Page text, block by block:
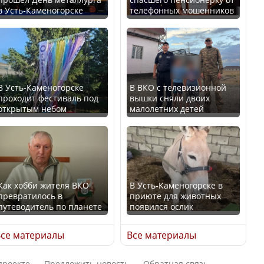
Казахстане стало
получить
на
Орталық Азия
арасында әл-ауқат
көш бастады
возглавил
благополучия
стран Центральной
В России введены
дополнительные
ограничения для
казахстанских прав
Трамп официально
вступил в должность
президента США
Луну признали объектом
культурного наследия,
находящегося под
угрозой исчезновения
Усть-Каменогорске
Усть-Каменогорске
фестиваль под
небом
хобби жителя ВКО
в
по планете
материалы
телефонных мошенников
В ВКО с телевизионной
вышки сняли двоих
малолетних детей
В Усть-Каменогорске в
приюте для животных
появился ослик
Все материалы